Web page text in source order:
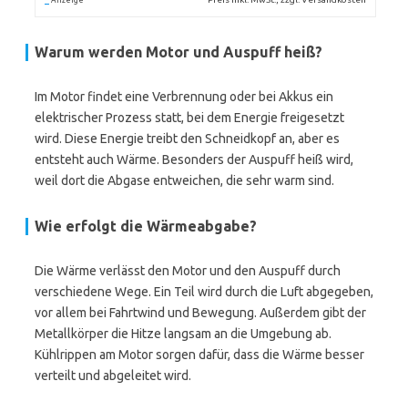
Warum werden Motor und Auspuff heiß?
Im Motor findet eine Verbrennung oder bei Akkus ein
elektrischer Prozess statt, bei dem Energie freigesetzt
wird. Diese Energie treibt den Schneidkopf an, aber es
entsteht auch Wärme. Besonders der Auspuff heiß wird,
weil dort die Abgase entweichen, die sehr warm sind.
Wie erfolgt die Wärmeabgabe?
Die Wärme verlässt den Motor und den Auspuff durch
verschiedene Wege. Ein Teil wird durch die Luft abgegeben,
vor allem bei Fahrtwind und Bewegung. Außerdem gibt der
Metallkörper die Hitze langsam an die Umgebung ab.
Kühlrippen am Motor sorgen dafür, dass die Wärme besser
verteilt und abgeleitet wird.